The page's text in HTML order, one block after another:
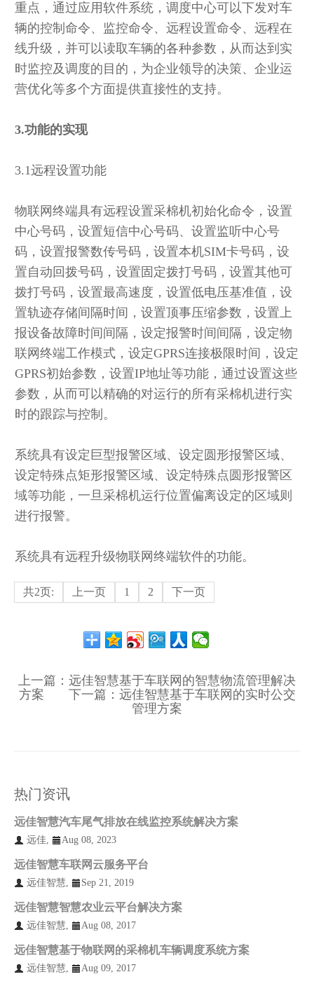
重点，通过应用软件系统，调度中心可以下发对车
辆的控制命令、监控命令、远程设置命令、远程在
线升级，并可以读取车辆的各种参数，从而达到实
时监控及调度的目的，为企业领导的决策、企业运
营优化等多个方面提供直接性的支持。
3.功能的实现
3.1远程设置功能
物联网终端具有远程设置采棉机初始化命令，设置
中心号码，设置短信中心号码、设置监听中心号
码，设置报警数传号码，设置本机SIM卡号码，设
置自动回拨号码，设置固定拨打号码，设置其他可
拨打号码，设置最高速度，设置低电压基准值，设
置轨迹存储间隔时间，设置顶事压缩参数，设置上
报设备故障时间间隔，设定报警时间间隔，设定物
联网终端工作模式，设定GPRS连接极限时间，设定
GPRS初始参数，设置IP地址等功能，通过设置这些
参数，从而可以精确的对运行的所有采棉机进行实
时的跟踪与控制。
系统具有设定巨型报警区域、设定圆形报警区域、
设定特殊点矩形报警区域、设定特殊点圆形报警区
域等功能，一旦采棉机运行位置偏离设定的区域则
进行报警。
系统具有远程升级物联网终端软件的功能。
共2页: 上一页 1 2 下一页
上一篇： 远佳智慧基于车联网的智慧物流管理解决
方案
下一篇： 远佳智慧基于车联网的实时公交
管理方案
热门资讯
远佳智慧汽车尾气排放在线监控系统解决方案
远佳, Aug 08, 2023
远佳智慧车联网云服务平台
远佳智慧, Sep 21, 2019
远佳智慧智慧农业云平台解决方案
远佳智慧, Aug 08, 2017
远佳智慧基于物联网的采棉机车辆调度系统方案
远佳智慧, Aug 09, 2017